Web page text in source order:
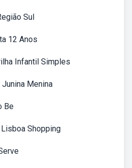
Sul
12 Anos
Infantil Simples
Menina
Be
Shopping